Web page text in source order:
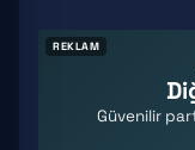
REKLAM
Güvenilir